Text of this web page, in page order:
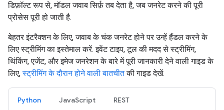
डिफ़ॉल्ट रूप से, मॉडल जवाब सिर्फ़ तब देता है, जब जनरेट करने की पूरी
प्रोसेस पूरी हो जाती है.
बेहतर इंटरैक्शन के लिए, जवाब के चंक जनरेट होने पर उन्हें हैंडल करने के
लिए स्ट्रीमिंग का इस्तेमाल करें. इवेंट टाइप, टूल की मदद से स्ट्रीमिंग,
थिंकिंग, एजेंट, और इमेज जनरेशन के बारे में पूरी जानकारी देने वाली गाइड के
लिए,स्ट्रीमिंग के दौरान होने वाली बातचीतकी गाइड देखें.
Python JavaScript REST